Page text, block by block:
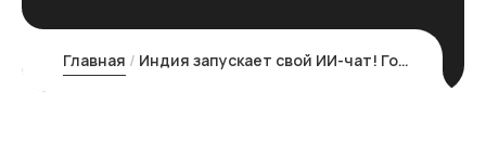
Главная Индия запускает свой ИИ-чат! Готовьтесь, конкуренты!